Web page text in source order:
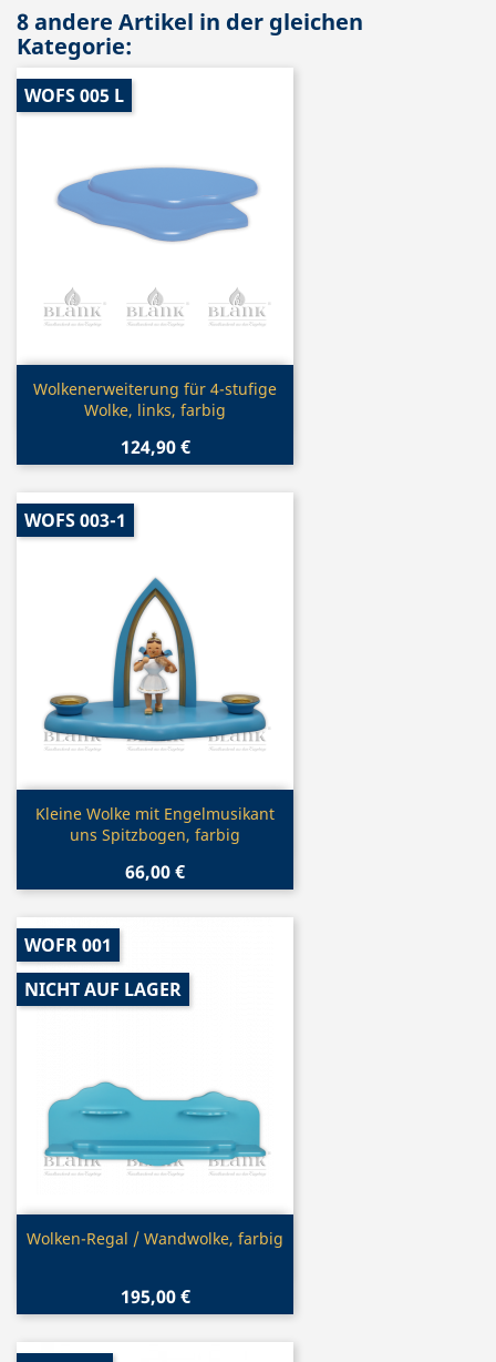
8 andere Artikel in der gleichen
Kategorie:
Vorschau
Wolkenerweiterung für 4-stufige
Wolke, links, farbig
124,90 €
WOFS 005 L
Vorschau
Kleine Wolke mit Engelmusikant
uns Spitzbogen, farbig
66,00 €
WOFS 003-1
Vorschau
Wolken-Regal / Wandwolke, farbig
195,00 €
WOFR 001
NICHT AUF LAGER